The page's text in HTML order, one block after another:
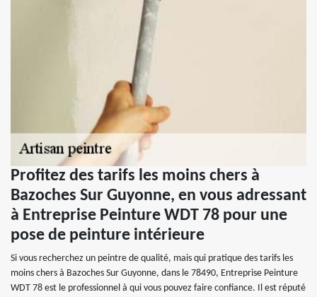
Profitez des tarifs les moins chers à
Bazoches Sur Guyonne, en vous adressant
à Entreprise Peinture WDT 78 pour une
pose de peinture intérieure
Si vous recherchez un peintre de qualité, mais qui pratique des tarifs les
moins chers à Bazoches Sur Guyonne, dans le 78490, Entreprise Peinture
WDT 78 est le professionnel à qui vous pouvez faire confiance. Il est réputé